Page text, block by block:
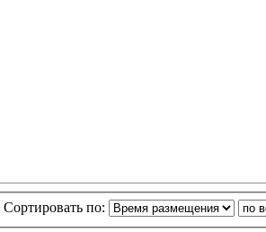
Сортировать по: